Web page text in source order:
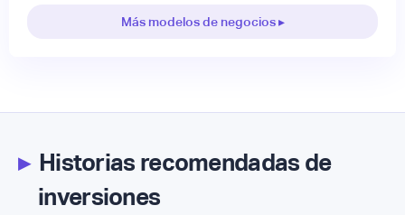
Más modelos de negocios ▸
▸Historias recomendadas de
inversiones